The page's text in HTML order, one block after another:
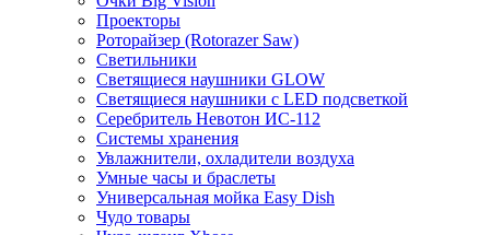
Проекторы
Роторайзер (Rotorazer Saw)
Светильники
Светящиеся наушники GLOW
Светящиеся наушники с LED подсветкой
Серебритель Невотон ИС-112
Системы хранения
Увлажнители, охладители воздуха
Умные часы и браслеты
Универсальная мойка Easy Dish
Чудо товары